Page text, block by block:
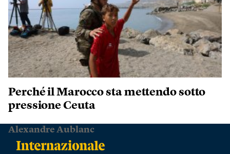
Perché il Marocco sta mettendo sotto
pressione Ceuta
Alexandre Aublanc